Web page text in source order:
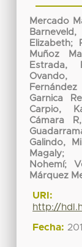
Mercado
Elizabeth;
Muñoz
Estrada,
Garnica
Carpio,
Cámara
Galindo,
Magaly;
Nohemí;
Márquez
URI:
http://
Fecha: